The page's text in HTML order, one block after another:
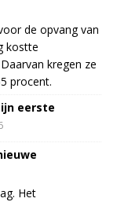
de opvang van
kostte
kregen ze
procent.
eerste
Het